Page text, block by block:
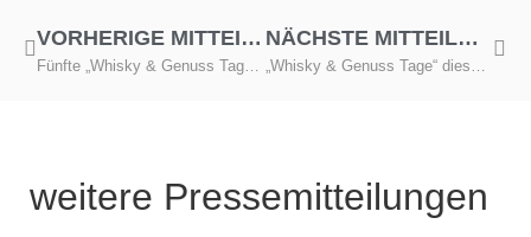
VORHERIGE MITTEILUNG NÄCHSTE MITTEILUNG
weitere Pressemitteilungen